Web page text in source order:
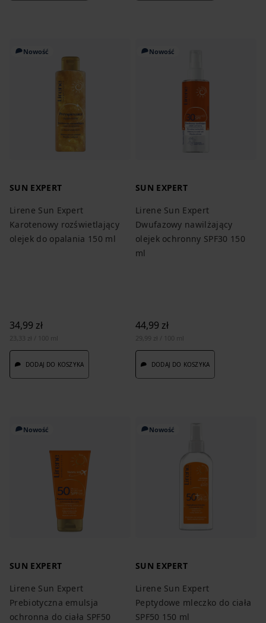
Nowość
SUN EXPERT
Lirene Sun Expert
Karotenowy rozświetlający
olejek do opalania 150 ml
34,99 zł
23,33 zł / 100 ml
DODAJ DO KOSZYKA
Nowość
SUN EXPERT
Lirene Sun Expert
Dwufazowy nawilżający
olejek ochronny SPF30 150
ml
44,99 zł
29,99 zł / 100 ml
DODAJ DO KOSZYKA
Nowość
SUN EXPERT
Lirene Sun Expert
Prebiotyczna emulsja
ochronna do ciała SPF50
Nowość
SUN EXPERT
Lirene Sun Expert
Peptydowe mleczko do ciała
SPF50 150 ml